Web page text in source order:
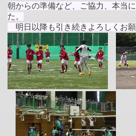
朝からの準備など、ご協力、本当
た。
明日以降も引き続きよろしくお願